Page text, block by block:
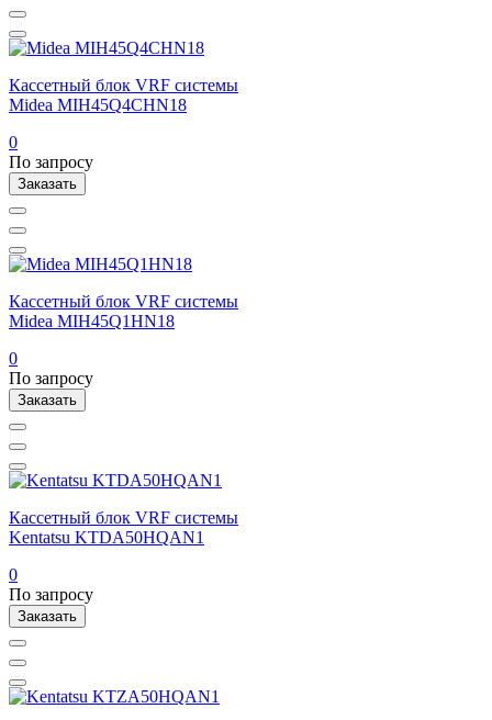
Кассетный блок VRF системы
Midea MIH45Q4CHN18
0
По запросу
Заказать
Кассетный блок VRF системы
Midea MIH45Q1HN18
0
По запросу
Заказать
Кассетный блок VRF системы
Kentatsu KTDA50HQAN1
0
По запросу
Заказать